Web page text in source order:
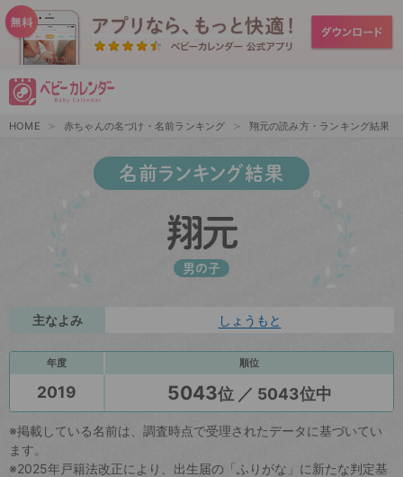
HOME 赤ちゃんの名づけ・名前ランキング 翔元の読み方・ランキング結果
名前ランキング結果
翔元
男の子
主なよみ しょうもと
年度 順位
2019 5043位 ／ 5043位中
※掲載している名前は、調査時点で受理されたデータに基づいてい
ます。
※2025年戸籍法改正により、出生届の「ふりがな」に新たな判定基